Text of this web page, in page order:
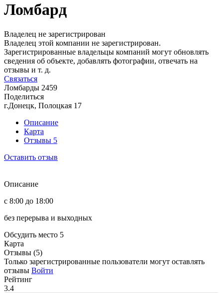
Ломбард
Владелец не зарегистрирован
Владелец этой компании не зарегистрирован.
Зарегистрированные владельцы компаний могут обновлять
сведения об объекте, добавлять фотографии, отвечать на
отзывы и т. д.
Связаться
Ломбарды 2459
Поделиться
г.Донецк, Полоцкая 17
Описание
Карта
Отзывы 5
Оставить отзыв
Описание
с 8:00 до 18:00
без перерыва и выходных
Обсудить место 5
Карта
Отзывы (5)
Только зарегистрированные пользователи могут оставлять
отзывы Войти
Рейтинг
3.4